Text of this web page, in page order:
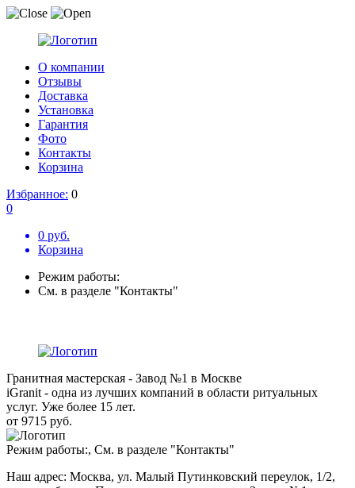
О компании
Отзывы
Доставка
Установка
Гарантия
Фото
Контакты
Корзина
Избранное: 0
0
0 руб.
Корзина
Режим работы:
См. в разделе "Контакты"
Гранитная мастерская - Завод №1 в Москве
iGranit - одна из лучших компаний в области ритуальных
услуг. Уже более 15 лет.
от 9715 руб.
Режим работы:, См. в разделе "Контакты"
Наш адрес: Москва, ул. Малый Путинковский переулок, 1/2,